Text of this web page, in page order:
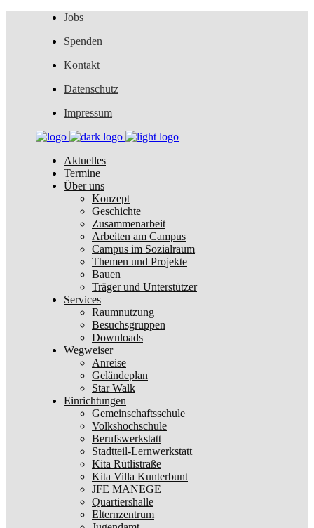
Jobs
Spenden
Kontakt
Datenschutz
Impressum
Aktuelles
Termine
Über uns
Konzept
Geschichte
Zusammenarbeit
Arbeiten am Campus
Campus im Sozialraum
Themen und Projekte
Bauen
Träger und Unterstützer
Services
Raumnutzung
Besuchsgruppen
Downloads
Wegweiser
Anreise
Geländeplan
Star Walk
Einrichtungen
Gemeinschaftsschule
Volkshochschule
Berufswerkstatt
Stadtteil-Lernwerkstatt
Kita Rütlistraße
Kita Villa Kunterbunt
JFE MANEGE
Quartiershalle
Elternzentrum